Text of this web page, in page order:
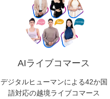
AIライブコマース
デジタルヒューマンによる42か国
語対応の越境ライブコマース